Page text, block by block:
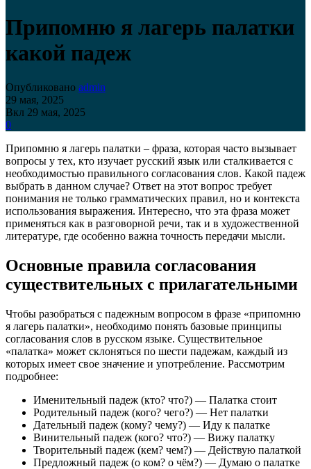
Припомню я лагерь палатки
какой падеж
Опубликовано admin
29 мая, 2025
Вкл 29 мая, 2025
0
Припомню я лагерь палатки – фраза, которая часто вызывает
вопросы у тех, кто изучает русский язык или сталкивается с
необходимостью правильного согласования слов. Какой падеж
выбрать в данном случае? Ответ на этот вопрос требует
понимания не только грамматических правил, но и контекста
использования выражения. Интересно, что эта фраза может
применяться как в разговорной речи, так и в художественной
литературе, где особенно важна точность передачи мысли.
Основные правила согласования
существительных с прилагательными
Чтобы разобраться с падежным вопросом в фразе «припомню
я лагерь палатки», необходимо понять базовые принципы
согласования слов в русском языке. Существительное
«палатка» может склоняться по шести падежам, каждый из
которых имеет свое значение и употребление. Рассмотрим
подробнее:
Именительный падеж (кто? что?) — Палатка стоит
Родительный падеж (кого? чего?) — Нет палатки
Дательный падеж (кому? чему?) — Иду к палатке
Винительный падеж (кого? что?) — Вижу палатку
Творительный падеж (кем? чем?) — Действую палаткой
Предложный падеж (о ком? о чём?) — Думаю о палатке